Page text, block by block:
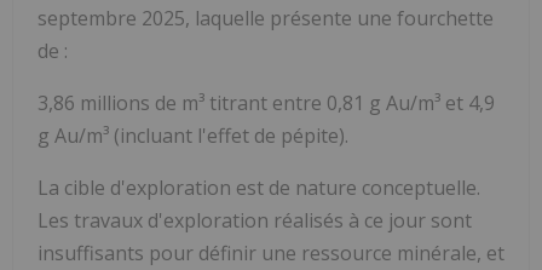
septembre 2025, laquelle présente une fourchette
de :
3,86 millions de m³ titrant entre 0,81 g Au/m³ et 4,9
g Au/m³ (incluant l'effet de pépite).
La cible d'exploration est de nature conceptuelle.
Les travaux d'exploration réalisés à ce jour sont
insuffisants pour définir une ressource minérale, et